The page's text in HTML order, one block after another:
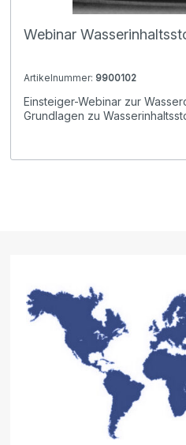
Webinar
Artikelnummer: 9900102
Einsteiger-Webinar zur
Grundlagen zu